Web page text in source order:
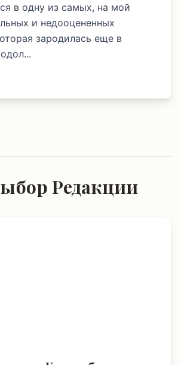
в одну из самых, на мой
и недооцененных
зародилась еще в
Редакции